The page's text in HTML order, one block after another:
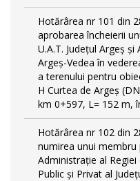
Hotărârea nr 101 din
aprobarea încheierii
U.A.T. Județul Argeș
Argeș-Vedea în
a terenului pentru
H Curtea de Argeş
km 0+597, L= 152 m,
Hotărârea nr 102 din
numirea unui membru
Administrație al
Public și Privat al